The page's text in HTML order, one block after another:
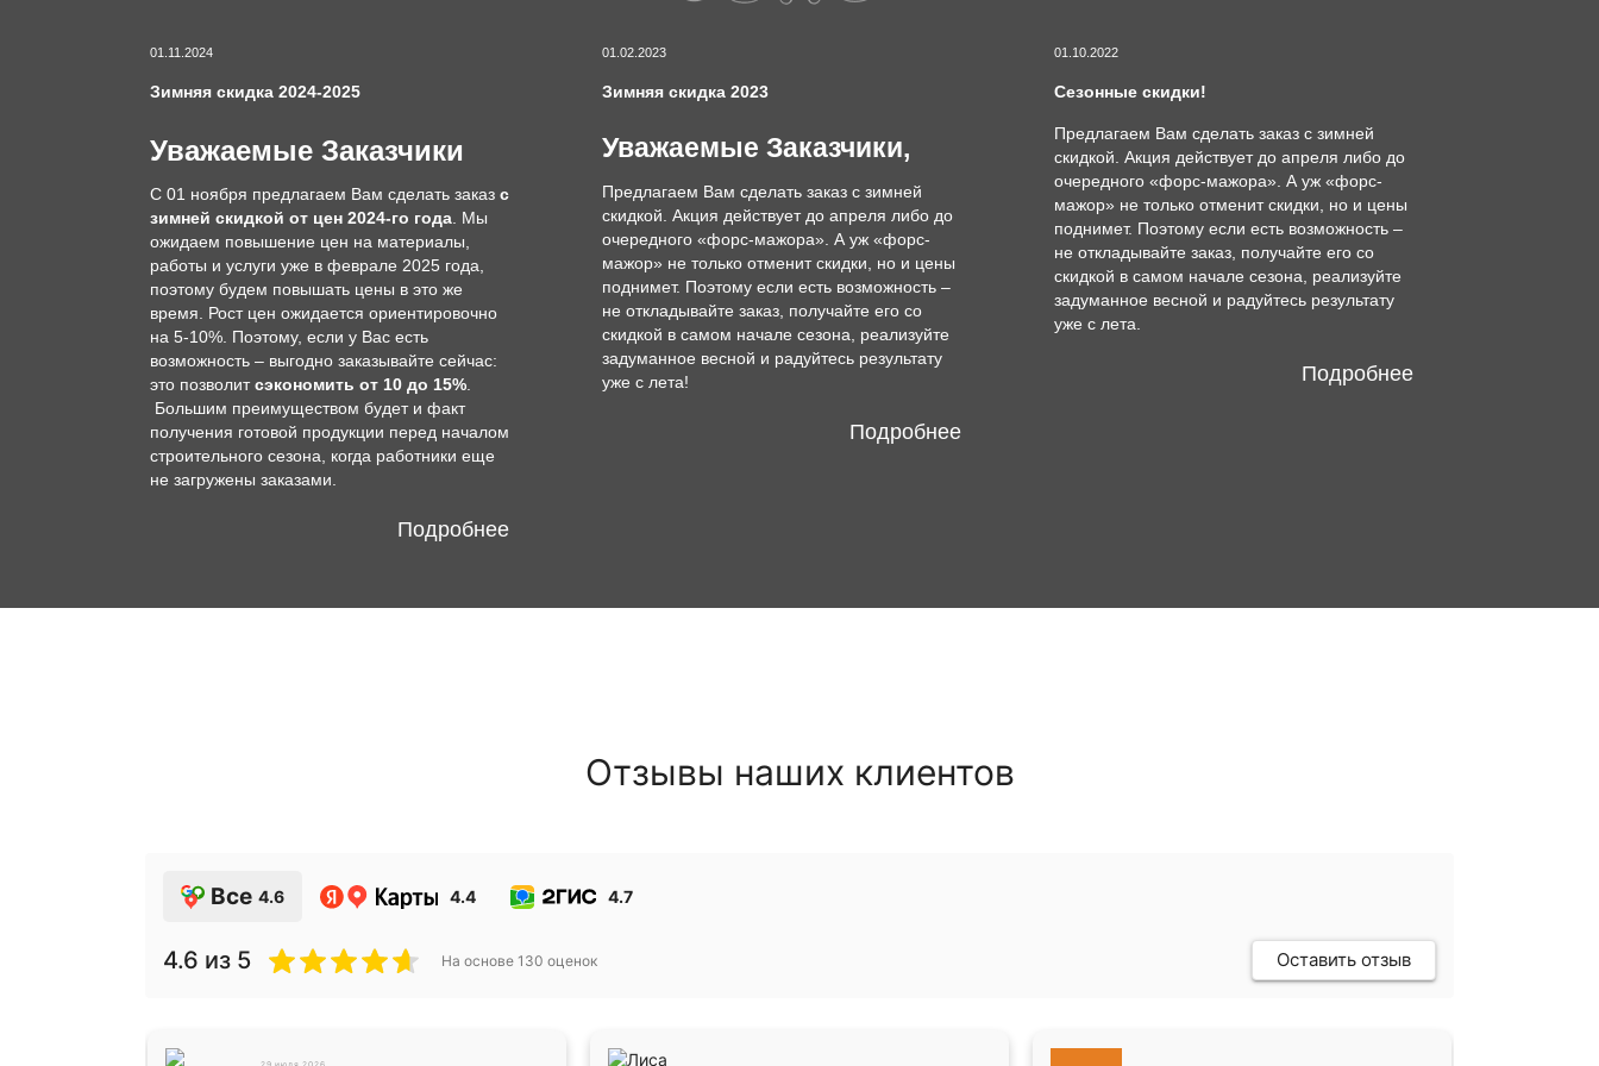
01.11.2024
Зимняя скидка 2024-2025
Уважаемые Заказчики
С 01 ноября предлагаем Вам сделать заказ с
зимней скидкой от цен 2024-го года. Мы
ожидаем повышение цен на материалы,
работы и услуги уже в феврале 2025 года,
поэтому будем повышать цены в это же
время. Рост цен ожидается ориентировочно
на 5-10%. Поэтому, если у Вас есть
возможность – выгодно заказывайте сейчас:
это позволитсэкономить от 10 до 15%.
Большим преимуществом будет и факт
получения готовой продукции перед началом
строительного сезона, когда работники еще
не загружены заказами.
Подробнее
01.02.2023
Зимняя скидка 2023
Уважаемые Заказчики,
Предлагаем Вам сделать заказ с зимней
скидкой. Акция действует до апреля либо до
очередного «форс-мажора». А уж «форс-
мажор» не только отменит скидки, но и цены
поднимет. Поэтому если есть возможность –
не откладывайте заказ, получайте его со
скидкой в самом начале сезона, реализуйте
задуманное весной и радуйтесь результату
уже с лета!
Подробнее
01.10.2022
Сезонные скидки!
Предлагаем Вам сделать заказ с зимней
скидкой. Акция действует до апреля либо до
очередного «форс-мажора». А уж «форс-
мажор» не только отменит скидки, но и цены
поднимет. Поэтому если есть возможность –
не откладывайте заказ, получайте его со
скидкой в самом начале сезона, реализуйте
задуманное весной и радуйтесь результату
уже с лета.
Подробнее
Отзывы наших клиентов
Все 4.6 4.4 4.7
4.6 из 5 На основе 130 оценок Оставить отзыв